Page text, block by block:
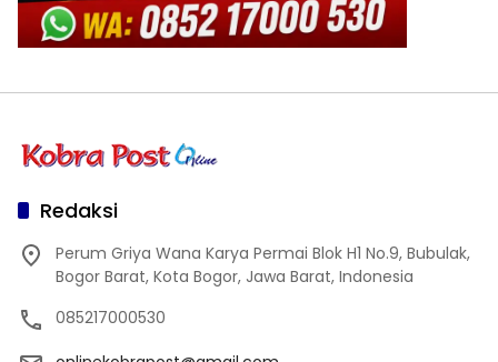
Redaksi
Perum Griya Wana Karya Permai Blok H1 No.9, Bubulak,
Bogor Barat, Kota Bogor, Jawa Barat, Indonesia
085217000530